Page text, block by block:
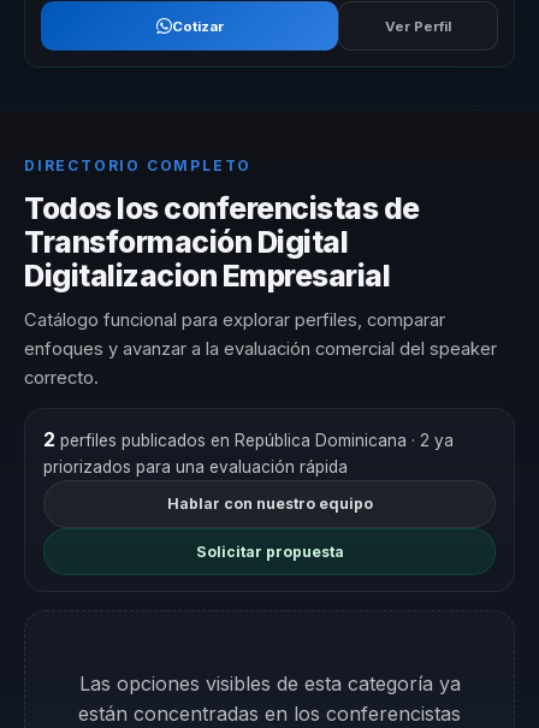
Cotizar Ver Perfil
DIRECTORIO COMPLETO
Todos los conferencistas de
Transformación Digital
Digitalizacion Empresarial
Catálogo funcional para explorar perfiles, comparar
enfoques y avanzar a la evaluación comercial del speaker
correcto.
2 perfiles publicados en República Dominicana · 2 ya
priorizados para una evaluación rápida
Hablar con nuestro equipo
Solicitar propuesta
Las opciones visibles de esta categoría ya
están concentradas en los conferencistas